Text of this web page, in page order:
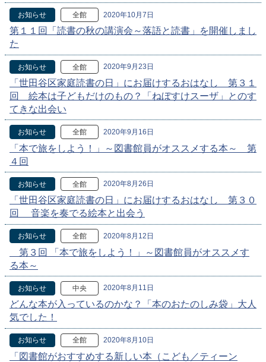
お知らせ 全館 2020年10月7日
第１１回「読書の秋の講演会～落語と読書」を開催しまし
た
お知らせ 全館 2020年9月23日
「世田谷区家庭読書の日」にお届けするおはなし 第３１
回 絵本は子どもだけのもの？「ねぼすけスーザ」とのす
てきな出会い
お知らせ 全館 2020年9月16日
「本で旅をしよう！」～図書館員がオススメする本～ 第
４回
お知らせ 全館 2020年8月26日
「世田谷区家庭読書の日」にお届けするおはなし 第３０
回 音楽を奏でる絵本と出会う
お知らせ 全館 2020年8月12日
第３回 「本で旅をしよう！」～図書館員がオススメす
る本～
お知らせ 中央 2020年8月11日
どんな本が入っているのかな？「本のおたのしみ袋」大人
気でした！
お知らせ 全館 2020年8月10日
「図書館がおすすめする新しい本（こども／ティーン